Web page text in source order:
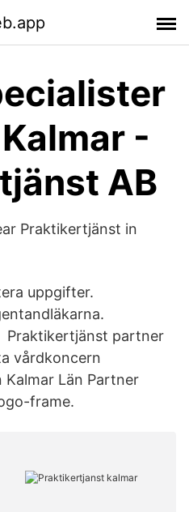
-
AB
Praktikertjänst in
uppgifter.
partner
vårdkoncern
Kalmar Län Partner
frame.